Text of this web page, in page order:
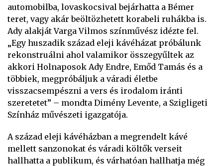
automobilba, lovaskocsival bejárhatta a Bémer
teret, vagy akár beöltözhetett korabeli ruhákba is.
Ady alakját Varga Vilmos színművész idézte fel.
„Egy huszadik század eleji kávéházat próbálunk
rekonstruálni ahol valamikor összegyűltek az
akkori Holnaposok Ady Endre, Emőd Tamás és a
többiek, megpróbáljuk a váradi életbe
visszacsempészni a vers és irodalom iránti
szeretetet” – mondta Dimény Levente, a Szigligeti
Színház művészeti igazgatója.
A század eleji kávéházban a megrendelt kávé
mellett sanzonokat és váradi költők verseit
hallhatta a publikum, és várhatóan hallhatja még